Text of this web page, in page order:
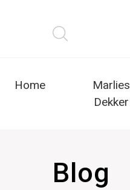
Home
Marlies
Dekker
Blog